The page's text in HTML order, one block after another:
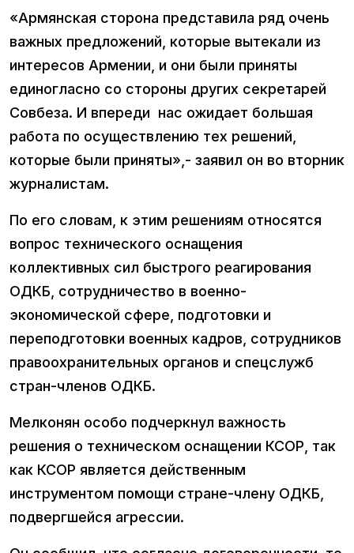
«Армянская сторона представила ряд очень
важных предложений, которые вытекали из
интересов Армении, и они были приняты
единогласно со стороны других секретарей
Совбеза. И впереди нас ожидает большая
работа по осуществлению тех решений,
которые были приняты»,- заявил он во вторник
журналистам.
По его словам, к этим решениям относятся
вопрос технического оснащения
коллективных сил быстрого реагирования
ОДКБ, сотрудничество в военно-
экономической сфере, подготовки и
переподготовки военных кадров, сотрудников
правоохранительных органов и спецслужб
стран-членов ОДКБ.
Мелконян особо подчеркнул важность
решения о техническом оснащении КСОР, так
как КСОР является действенным
инструментом помощи стране-члену ОДКБ,
подвергшейся агрессии.